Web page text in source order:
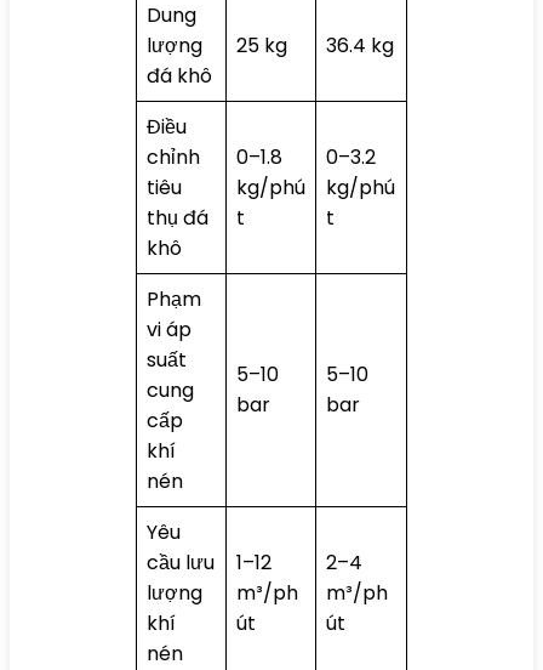
Dung
lượng
đá khô
25 kg 36.4 kg
Điều
chỉnh
tiêu
thụ đá
khô
0–1.8
kg/phú
t
0–3.2
kg/phú
t
Phạm
vi áp
suất
cung
cấp
khí
nén
5–10
bar
5–10
bar
Yêu
cầu lưu
lượng
khí
nén
1–12
m³/ph
út
2–4
m³/ph
út